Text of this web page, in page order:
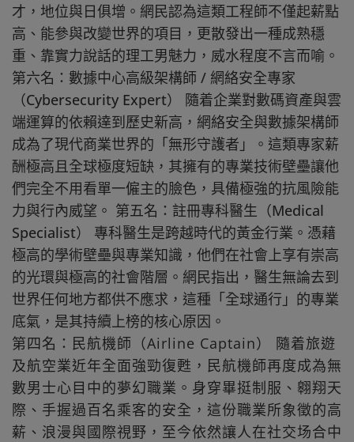
才，地位與日俱增。網民認為這類工程師不僅起薪點
高、能參與改變世界的項目，更散發出一種成熟穩
重、靠實力說話的理工男魅力，威水程度不言而喻。
第六名：數據中心高級架構師 / 網絡安全專家
（Cybersecurity Expert） 隨着企業對數碼資產與雲
端運算的依賴達到歷史新高，網絡安全與數據架構師
成為了現代商業世界的「無形守護者」。這類專家薪
酬極高且全球極度短缺，其擁有的專業技術壁壘讓他
們完全不用看單一僱主的臉色，具備極強的抗風險能
力與行內威望。 第五名：註冊專科醫生（Medical
Specialist） 專科醫生是跨越時代的黃金行業。憑藉
極高的學術壁壘與專業知識，他們在社會上享有崇高
的光環與極高的社會階層。網民指出，醫生無論去到
世界任何地方都供不應求，這種「全球通行」的專業
底氣，是其持續上榜的核心原因。
第四名：民航機師（Airline Captain） 隨着旅遊
及航空業近年全面強勁復甦，民航機師再度成為無
數男士心目中的夢幻職業。身穿畢挺制服、翱翔天
際、手握過百名乘客的安全，這份職業所象徵的高
薪、浪漫與國際視野，至今依然讓人在社交场合中